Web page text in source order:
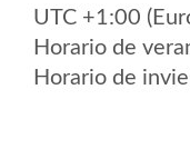
UTC +1:00
Horario de
Horario de